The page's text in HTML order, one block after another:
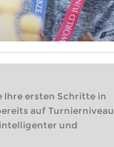
Ihre ersten Schritte in
auf Turnierniveau
und